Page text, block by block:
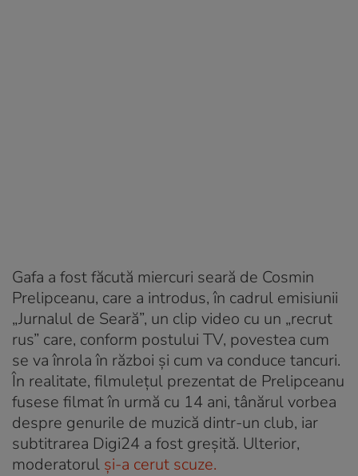
Gafa a fost făcută miercuri seară de Cosmin
Prelipceanu, care a introdus, în cadrul emisiunii
„Jurnalul de Seară”, un clip video cu un „recrut
rus” care, conform postului TV, povestea cum
se va înrola în război şi cum va conduce tancuri.
În realitate, filmulețul prezentat de Prelipceanu
fusese filmat în urmă cu 14 ani, tânărul vorbea
despre genurile de muzică dintr-un club, iar
subtitrarea Digi24 a fost greșită. Ulterior,
moderatorul și-a cerut scuze.